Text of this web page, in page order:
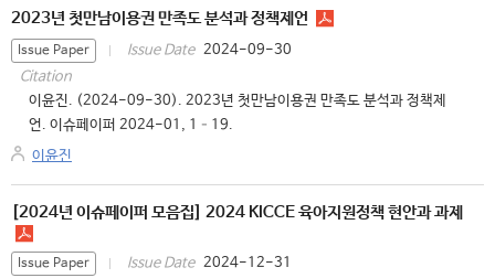
2023년 첫만남이용권 만족도 분석과 정책제언
Issue Paper Issue Date 2024-09-30
Citation
이윤진. (2024-09-30). 2023년 첫만남이용권 만족도 분석과 정책제
언. 이슈페이퍼 2024-01, 1–19.
이윤진
[2024년 이슈페이퍼 모음집] 2024 KICCE 육아지원정책 현안과 과제
Issue Paper Issue Date 2024-12-31